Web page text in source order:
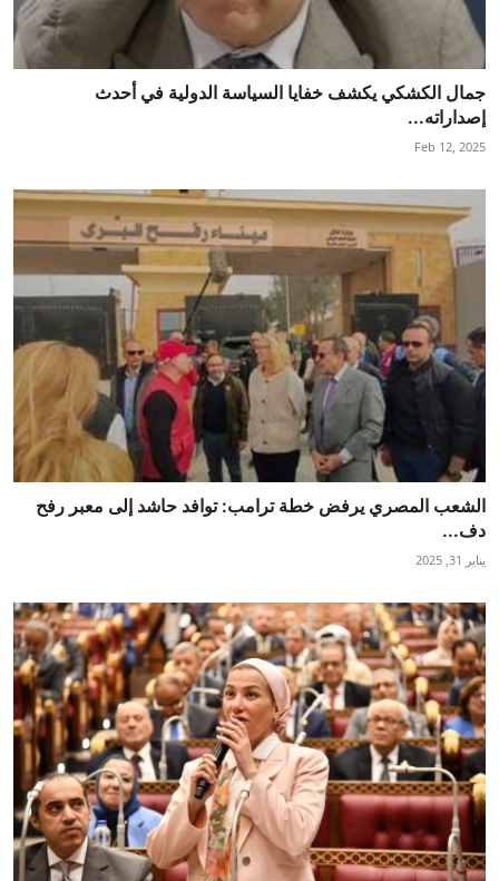
جمال الكشكي يكشف خفايا السياسة الدولية في أحدث
إصداراته...
Feb 12, 2025
الشعب المصري يرفض خطة ترامب: توافد حاشد إلى معبر رفح
دف...
يناير 31, 2025